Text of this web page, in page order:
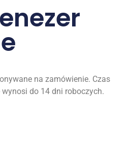
na zamówienie. Czas
do 14 dni roboczych.